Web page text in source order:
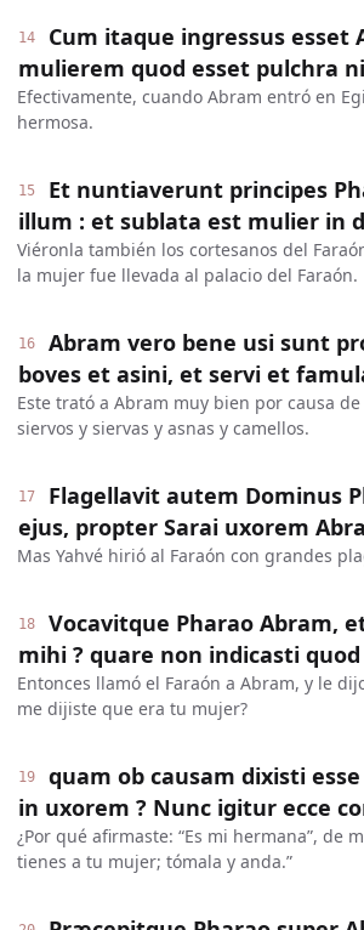
14
Cum itaque ingressus
mulierem quod esset pulchra
Efectivamente, cuando Abram entró en
hermosa.
15
Et nuntiaverunt principes
illum : et sublata est mulier in
Viéronla también los cortesanos del
la mujer fue llevada al palacio del Faraón.
16
Abram vero bene usi sunt
boves et asini, et servi et
Este trató a Abram muy bien por causa
siervos y siervas y asnas y camellos.
17
Flagellavit autem Dominus
ejus, propter Sarai uxorem
Mas Yahvé hirió al Faraón con grandes
18
Vocavitque Pharao Abram,
mihi ? quare non indicasti
Entonces llamó el Faraón a Abram, y le
me dijiste que era tu mujer?
19
quam ob causam dixisti
in uxorem ? Nunc igitur ecce
¿Por qué afirmaste: “Es mi hermana”, de
tienes a tu mujer; tómala y anda.”